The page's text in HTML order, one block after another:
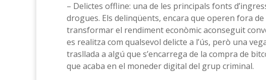
– Delictes offline: una de les principals fonts
drogues. Els delinqüents, encara que operen fora
transformar el rendiment econòmic aconseguit
es realitza com qualsevol delicte a l’ús, però una
trasllada a algú que s’encarrega de la compra de
que acaba en el moneder digital del grup criminal.